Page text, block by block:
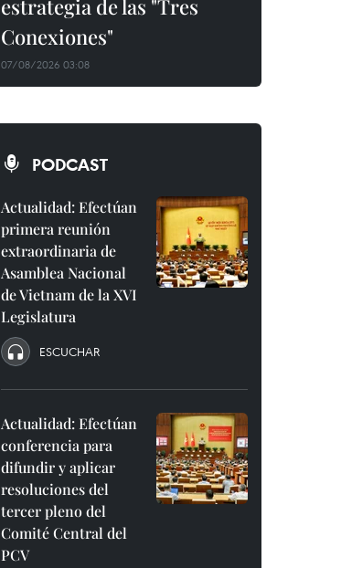
estrategia de las "Tres
Conexiones"
07/08/2026 03:08
PODCAST
Actualidad: Efectúan
primera reunión
extraordinaria de
Asamblea Nacional
de Vietnam de la XVI
Legislatura
ESCUCHAR
Actualidad: Efectúan
conferencia para
difundir y aplicar
resoluciones del
tercer pleno del
Comité Central del
PCV